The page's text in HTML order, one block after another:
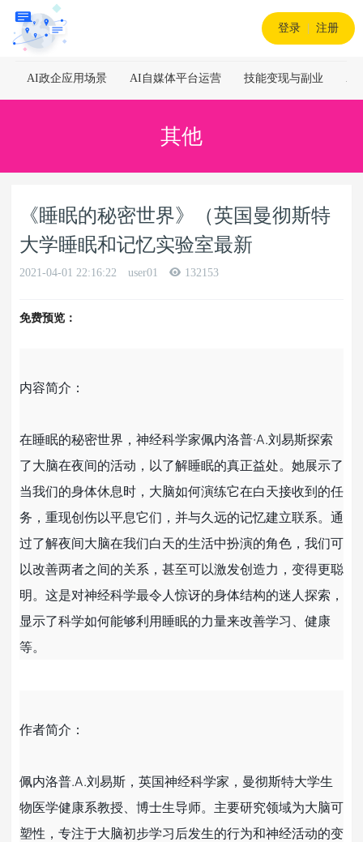
登录 注册
AI政企应用场景 AI自媒体平台运营 技能变现与副业
其他
《睡眠的秘密世界》（英国曼彻斯特
大学睡眠和记忆实验室最新
2021-04-01 22:16:22 user01 132153
免费预览：
内容简介：
在睡眠的秘密世界，神经科学家佩内洛普·A.刘易斯探索
了大脑在夜间的活动，以了解睡眠的真正益处。她展示了
当我们的身体休息时，大脑如何演练它在白天接收到的任
务，重现创伤以平息它们，并与久远的记忆建立联系。通
过了解夜间大脑在我们白天的生活中扮演的角色，我们可
以改善两者之间的关系，甚至可以激发创造力，变得更聪
明。这是对神经科学最令人惊讶的身体结构的迷人探索，
显示了科学如何能够利用睡眠的力量来改善学习、健康
等。
作者简介：
佩内洛普.A.刘易斯，英国神经科学家，曼彻斯特大学生
物医学健康系教授、博士生导师。主要研究领域为大脑可
塑性，专注于大脑初步学习后发生的行为和神经活动的变